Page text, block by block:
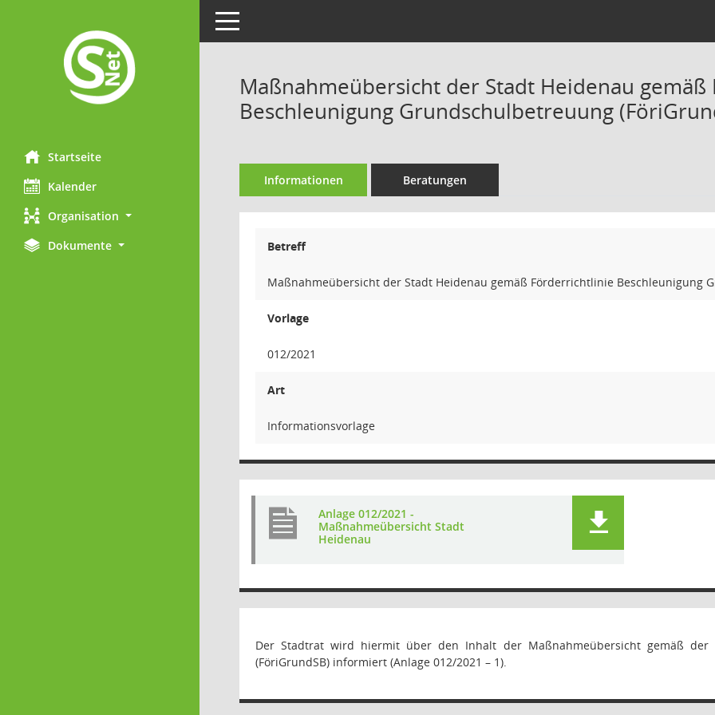
Startseite
Kalender
Organisation
Dokumente
Toggle navigation
Maßnahmeübersicht der Stadt Heidenau
Beschleunigung Grundschulbetreuung
Informationen Beratungen
Betreff
Maßnahmeübersicht der Stadt Heidenau gemäß Förderrichtlinie Beschleunigung
Vorlage
012/2021
Art
Informationsvorlage
Anlage 012/2021 -
Maßnahmeübersicht Stadt
Heidenau
Der Stadtrat wird hiermit über den Inhalt der Maßnahmeübersicht gemäß der
(FöriGrundSB) informiert (Anlage 012/2021 – 1).